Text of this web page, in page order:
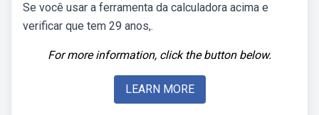
Se você usar a ferramenta da calculadora acima e
verificar que tem 29 anos,.
For more information, click the button below.
LEARN MORE